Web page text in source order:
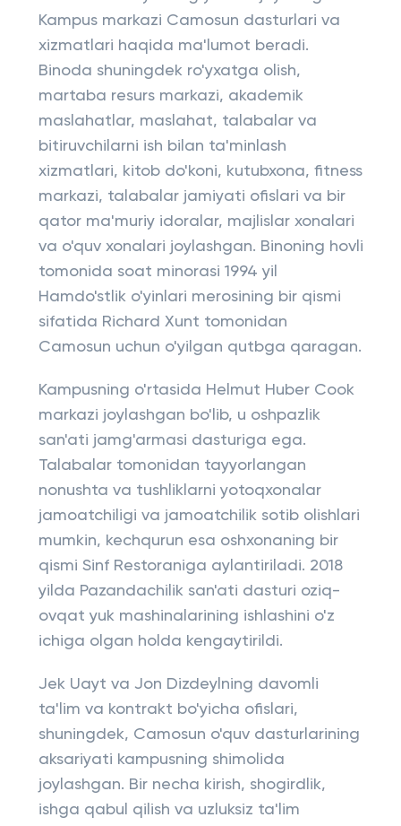
Kampus markazi Camosun dasturlari va
xizmatlari haqida ma'lumot beradi.
Binoda shuningdek ro'yxatga olish,
martaba resurs markazi, akademik
maslahatlar, maslahat, talabalar va
bitiruvchilarni ish bilan ta'minlash
xizmatlari, kitob do'koni, kutubxona, fitness
markazi, talabalar jamiyati ofislari va bir
qator ma'muriy idoralar, majlislar xonalari
va o'quv xonalari joylashgan. Binoning hovli
tomonida soat minorasi 1994 yil
Hamdo'stlik o'yinlari merosining bir qismi
sifatida Richard Xunt tomonidan
Camosun uchun o'yilgan qutbga qaragan.
Kampusning o'rtasida Helmut Huber Cook
markazi joylashgan bo'lib, u oshpazlik
san'ati jamg'armasi dasturiga ega.
Talabalar tomonidan tayyorlangan
nonushta va tushliklarni yotoqxonalar
jamoatchiligi va jamoatchilik sotib olishlari
mumkin, kechqurun esa oshxonaning bir
qismi Sinf Restoraniga aylantiriladi. 2018
yilda Pazandachilik san'ati dasturi oziq-
ovqat yuk mashinalarining ishlashini o'z
ichiga olgan holda kengaytirildi.
Jek Uayt va Jon Dizdeylning davomli
ta'lim va kontrakt bo'yicha ofislari,
shuningdek, Camosun o'quv dasturlarining
aksariyati kampusning shimolida
joylashgan. Bir necha kirish, shogirdlik,
ishga qabul qilish va uzluksiz ta'lim